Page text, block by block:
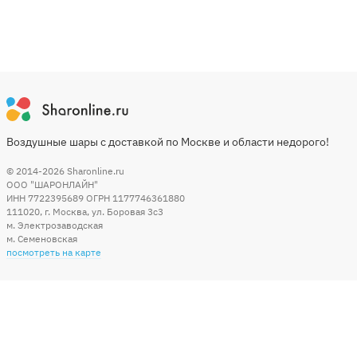
Воздушные шары с доставкой по Москве и области недорого!
© 2014-2026 Sharonline.ru
ООО "ШАРОНЛАЙН"
ИНН 7722395689 ОГРН 1177746361880
111020, г. Москва, ул. Боровая 3c3
м. Электрозаводская
м. Семеновская
посмотреть на карте